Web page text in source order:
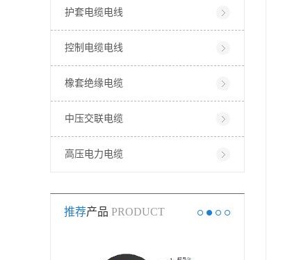
护套电缆电线
控制电缆电线
橡套绝缘电缆
中压交联电缆
高压电力电缆
推荐产品 PRODUCT